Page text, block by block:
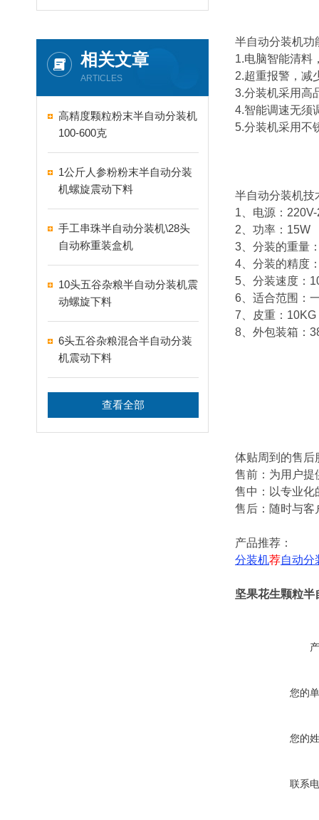
相关文章
ARTICLES
高精度颗粒粉末半自动分装机
100-600克
1公斤人参粉粉末半自动分装
机螺旋震动下料
手工串珠半自动分装机\28头
自动称重装盒机
10头五谷杂粮半自动分装机震
动螺旋下料
6头五谷杂粮混合半自动分装
机震动下料
查看全部
半自动分装机功
1.电脑智能清料
2.超重报警，减
3.分装机采用高
4.智能调速无须
5.分装机采用不
半自动分装机技
1、电源：
2、功率：15W
3、分装的重量
4、分装的精度
5、分装速度：
6、适合范围：
7、皮重：10KG
8、外包装箱：
体贴周到的售后
售前：为用户提
售中：以专业化
售后：随时与客
产品推荐：
分装机荐自动分
坚果花生颗粒半
您的
您的
联系